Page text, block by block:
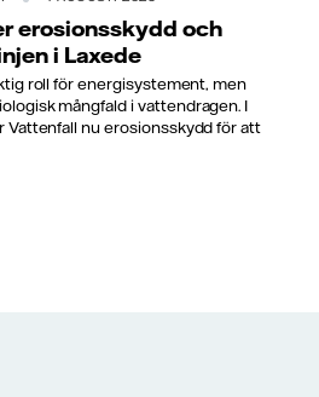
erosionsskydd och
i Laxede
roll för energisystement, men
mångfald i vattendragen. I
Vattenfall nu erosionsskydd för att